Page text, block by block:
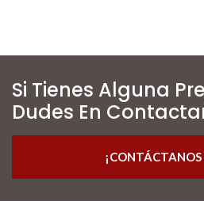
Si Tienes Alguna
Dudes En